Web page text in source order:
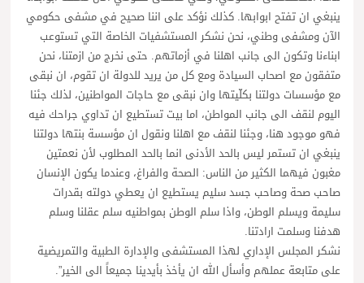
ينبغي ان تفتح ابوابها. كذلك نؤكد على اننا صحيح في مشفى حكومي
الآن ومشفى وطني، نحن نشكر المستشفيات الخاصة التي تستوعب
ابناءنا وتكون الى جانب اهلنا في أزماتهم. حتى نخرج من ازمتنا، نحن
متفقون مع اصحاب السيادة ومع كل من يريد للدولة ان تقوم، ان نبقى
مع مؤسسات دولتنا بكلّيتها وان نبقى مع حاجات المواطنين، لذلك جئنا
اليوم لنقف الى جانب المواطن، اما بيت تستطيع ان تداوي جراحك فيه
فهو موجود هنا، وجئنا لنقف مع اهلنا ونقول ان مؤسسة بنتها دولتنا
ينبغي ان تستمر ليس بالحد الأدنى انما بالحد المطلوب لأن نعمتين
مغبون فيهما الكثير من الناس: الصحة والفراغ، وعندما يكون الإنسان
صاحب صحة وصاحب جسد سليم يستطيع ان يعطي دولته بقدرات
سليمة ويسلم الوطن، واذا سلم الوطن بمواطنيه سلم عقلنا وسلم
هدفنا وسلمت ارادتنا.
نشكر المجلس الإداري لهذا المستشفى والإدارة الطبية والتمريضية
على متابعة عملهم وأسأل الله ان يأخذ بأيدينا جميعاً الى الخير”.